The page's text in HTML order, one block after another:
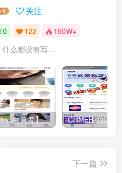
关注
0 122 160W+
么都没有写...
【卓创源码网首发】全开源视频打赏系统源码｜双模板+代理分站+易支付对接｜API全面修复｜站长盈利利器！​
下一篇